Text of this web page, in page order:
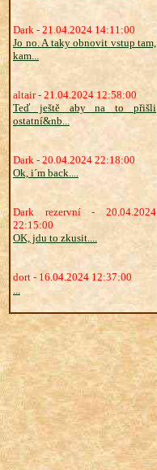
Dark - 21.04.2024 14:11:00
Jo no. A taky obnovit vstup tam,
kam...
altair - 21.04.2024 12:58:00
Teď ještě aby na to přišli
ostatní&nb...
Dark - 20.04.2024 22:18:00
Ok, i´m back....
Dark rezervní - 20.04.2024
22:15:00
OK, jdu to zkusit....
dort - 16.04.2024 12:37:00
...